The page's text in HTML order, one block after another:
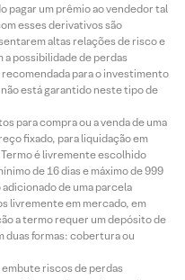
pagar um prêmio ao vendedor tal
esses derivativos são
altas relações de risco e
possibilidade de perdas
para o investimento
está garantido neste tipo de
para compra ou a venda de uma
fixado, para liquidação em
é livremente escolhido
de 16 dias e máximo de 999
de uma parcela
livremente em mercado, em
a termo requer um depósito de
duas formas: cobertura ou
riscos de perdas